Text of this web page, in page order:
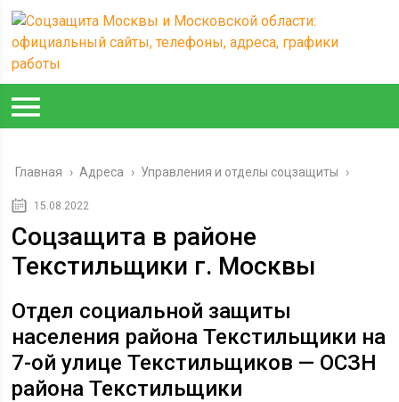
Главная › Адреса › Управления и отделы соцзащиты ›
15.08.2022
Соцзащита в районе
Текстильщики г. Москвы
Отдел социальной защиты
населения района Текстильщики на
7-ой улице Текстильщиков — ОСЗН
района Текстильщики